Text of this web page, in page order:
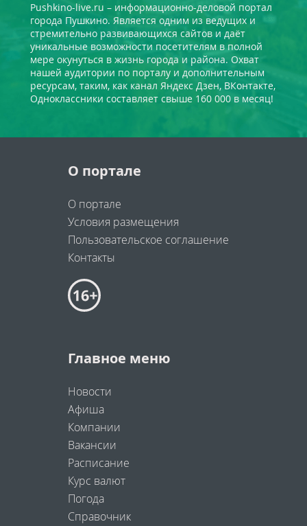
Pushkino-live.ru – информационно-деловой портал
города Пушкино. Является одним из ведущих и
стремительно развивающихся сайтов и даёт
уникальные возможности посетителям в полной
мере окунуться в жизнь города и района. Охват
нашей аудитории по порталу и дополнительным
ресурсам, таким, как канал Яндекс Дзен, ВКонтакте,
Одноклассники составляет свыше 160 000 в месяц!
О портале
О портале
Условия размещения
Пользовательское соглашение
Контакты
Главное меню
Новости
Афиша
Компании
Вакансии
Расписание
Курс валют
Погода
Справочник